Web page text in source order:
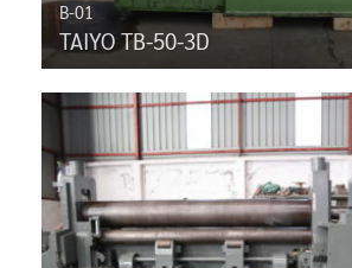
B-01
TAIYO TB-50-3D